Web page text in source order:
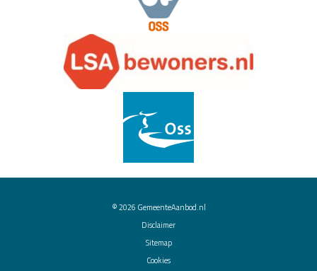
© 2026 GemeenteAanbod.nl
Disclaimer
Sitemap
Cookies